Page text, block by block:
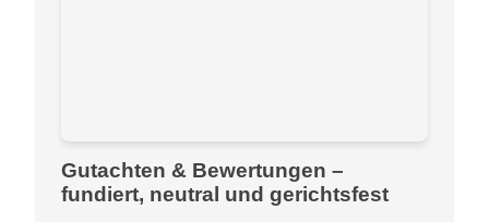
Gutachten & Bewertungen –
fundiert, neutral und gerichtsfest